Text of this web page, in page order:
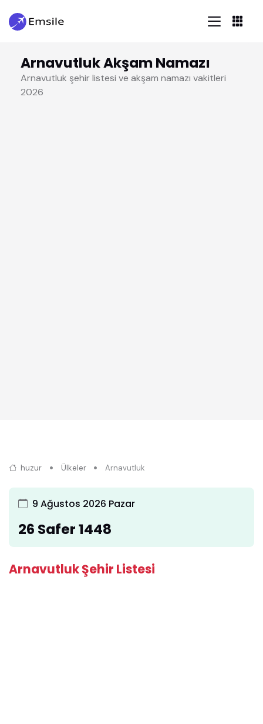
Arnavutluk Akşam Namazı
Arnavutluk şehir listesi ve akşam namazı vakitleri
2026
huzur Ülkeler Arnavutluk
9 Ağustos 2026 Pazar
26 Safer 1448
Arnavutluk Şehir Listesi